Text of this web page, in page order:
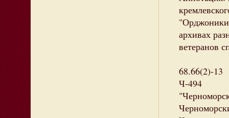
архивах
ветеранов
68.66(2)-13
Ч-494